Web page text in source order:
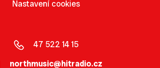
Nastavení cookies
47 522 14 15
northmusic@hitradio.cz